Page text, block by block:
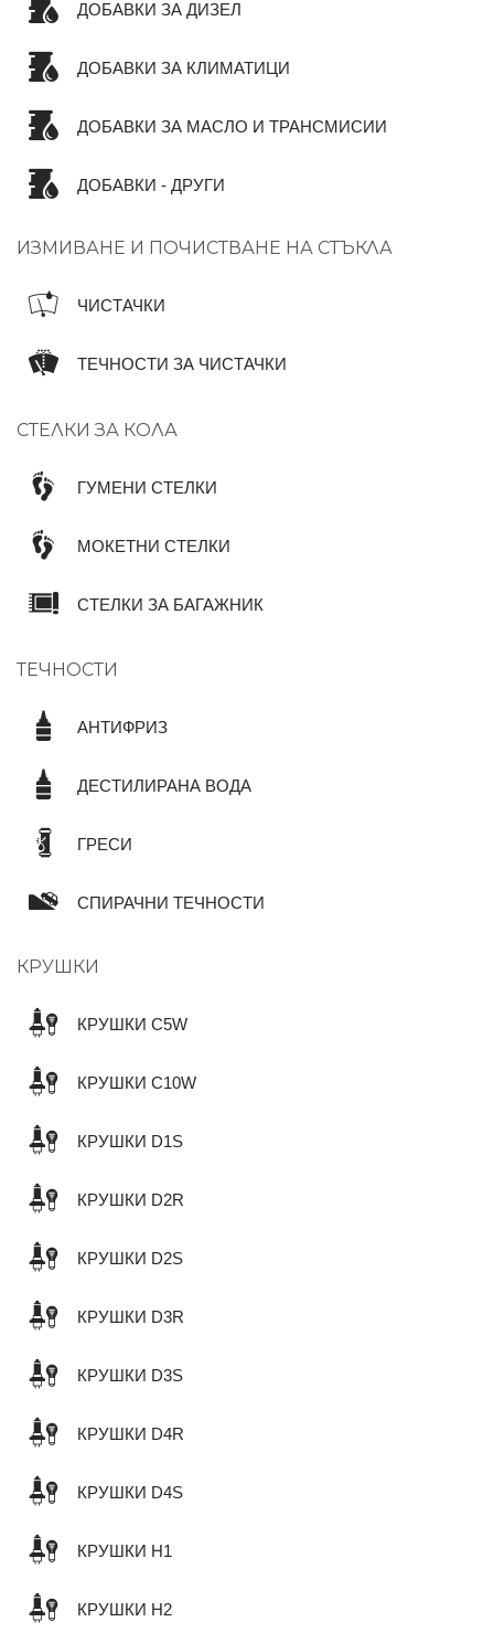
ДОБАВКИ ЗА ДИЗЕЛ
ДОБАВКИ ЗА КЛИМАТИЦИ
ДОБАВКИ ЗА МАСЛО И ТРАНСМИСИИ
ДОБАВКИ - ДРУГИ
ИЗМИВАНЕ И ПОЧИСТВАНЕ НА СТЪКЛА
ЧИСТАЧКИ
ТЕЧНОСТИ ЗА ЧИСТАЧКИ
СТЕЛКИ ЗА КОЛА
ГУМЕНИ СТЕЛКИ
МОКЕТНИ СТЕЛКИ
СТЕЛКИ ЗА БАГАЖНИК
ТЕЧНОСТИ
АНТИФРИЗ
ДЕСТИЛИРАНА ВОДА
ГРЕСИ
СПИРАЧНИ ТЕЧНОСТИ
КРУШКИ
КРУШКИ C5W
КРУШКИ C10W
КРУШКИ D1S
КРУШКИ D2R
КРУШКИ D2S
КРУШКИ D3R
КРУШКИ D3S
КРУШКИ D4R
КРУШКИ D4S
КРУШКИ H1
КРУШКИ H2